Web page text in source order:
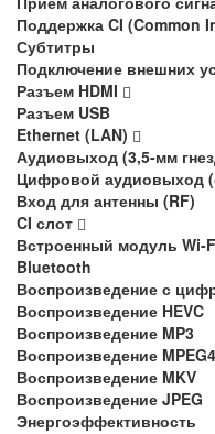
Поддержка CI (Common
Субтитры
Подключение внешних
Разъем HDMI
Разъем USB
Ethernet (LAN)
Аудиовыход (3,5-мм
Цифровой аудиовыход
Вход для антенны (RF)
CI слот
Встроенный модуль Wi-
Bluetooth
Воспроизведение с
Воспроизведение HEVC
Воспроизведение MP3
Воспроизведение MPEG4
Воспроизведение MKV
Воспроизведение JPEG
Энергоэффективность